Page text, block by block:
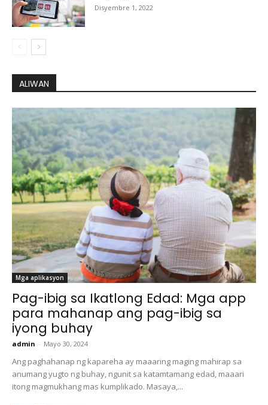
Disyembre 1, 2022
ALIWAN
Mga aplikasyon
Pag-ibig sa Ikatlong Edad: Mga app
para mahanap ang pag-ibig sa
iyong buhay
admin - Mayo 30, 2024
Ang paghahanap ng kapareha ay maaaring maging mahirap sa
anumang yugto ng buhay, ngunit sa katamtamang edad, maaari
itong magmukhang mas kumplikado. Masaya,...